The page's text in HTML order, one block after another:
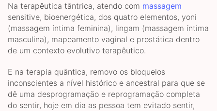
Na terapêutica tântrica, atendo com massagem
sensitive, bioenergética, dos quatro elementos, yoni
(massagem íntima feminina), lingam (massagem íntima
masculina), mapeamento vaginal e prostática dentro
de um contexto evolutivo terapêutico.
E na terapia quântica, removo os bloqueios
inconscientes a nível histórico e ancestral para que se
dê uma desprogramação e reprogramação completa
do sentir, hoje em dia as pessoa tem evitado sentir,